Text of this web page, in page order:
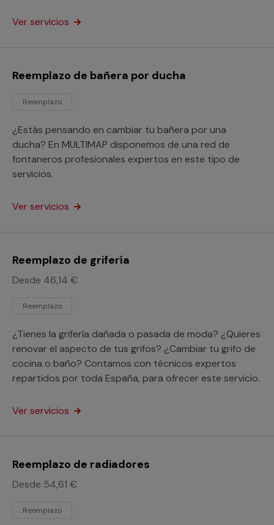
Ver servicios
Reemplazo de bañera por ducha
Reemplazo
¿Estás pensando en cambiar tu bañera por una
ducha? En MULTIMAP disponemos de una red de
fontaneros profesionales expertos en este tipo de
servicios.
Ver servicios
Reemplazo de grifería
Desde 46,14 €
Reemplazo
¿Tienes la grifería dañada o pasada de moda? ¿Quieres
renovar el aspecto de tus grifos? ¿Cambiar tu grifo de
cocina o baño? Contamos con técnicos expertos
repartidos por toda España, para ofrecer este servicio.
Ver servicios
Reemplazo de radiadores
Desde 54,61 €
Reemplazo